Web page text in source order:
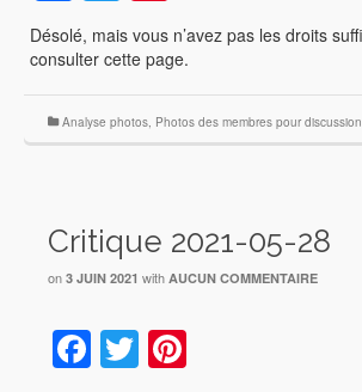
Désolé, mais vous n’avez pas les droits
consulter cette page.
Analyse photos, Photos des membres pour discussion
Critique 2021-05-28
on 3 JUIN 2021 with AUCUN COMMENTAIRE
Facebook
Twitter